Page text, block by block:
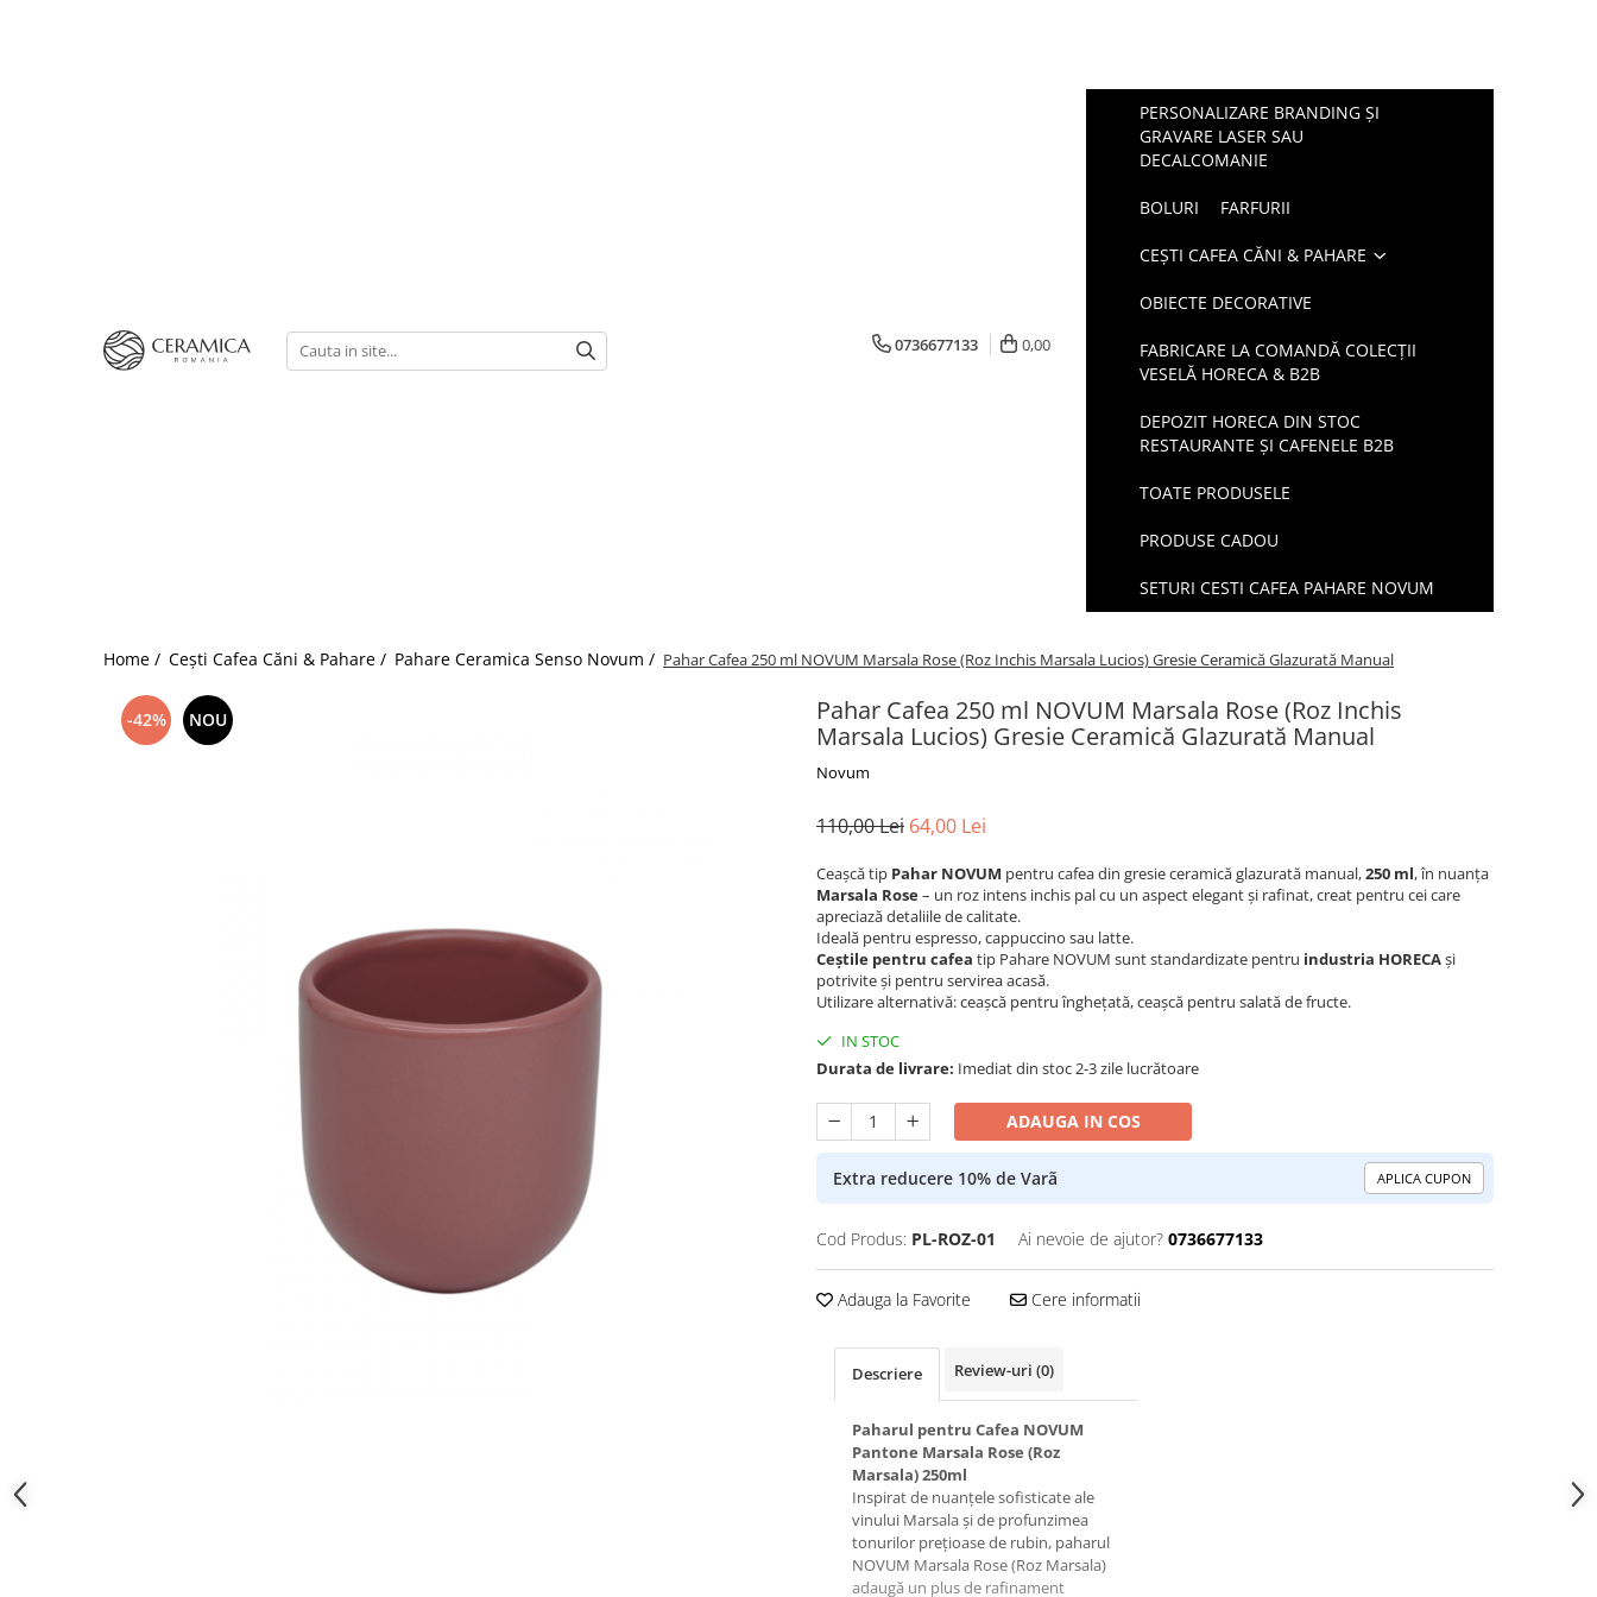
0736677133 0,00
PERSONALIZARE BRANDING ȘI
GRAVARE LASER SAU
DECALCOMANIE
BOLURI FARFURII
CEȘTI CAFEA CĂNI & PAHARE
OBIECTE DECORATIVE
FABRICARE LA COMANDĂ COLECȚII
VESELĂ HORECA & B2B
DEPOZIT HORECA DIN STOC
RESTAURANTE ȘI CAFENELE B2B
TOATE PRODUSELE
PRODUSE CADOU
SETURI CESTI CAFEA PAHARE NOVUM
Home / Cești Cafea Căni & Pahare / Pahare Ceramica Senso Novum / Pahar Cafea 250 ml NOVUM Marsala Rose (Roz Inchis Marsala Lucios) Gresie Ceramică Glazurată Manual
-42% NOU
Pahar Cafea 250 ml NOVUM Marsala Rose (Roz Inchis
Marsala Lucios) Gresie Ceramică Glazurată Manual
Novum
110,00 Lei 64,00 Lei
Ceașcă tip Pahar NOVUM pentru cafea din gresie ceramică glazurată manual,250 ml, în nuanța
Marsala Rose– un roz intens inchis pal cu un aspect elegant și rafinat, creat pentru cei care
apreciază detaliile de calitate.
Ideală pentru espresso, cappuccino sau latte.
Ceștile pentru cafea tip Pahare NOVUM sunt standardizate pentru industria HORECAși
potrivite și pentru servirea acasă.
Utilizare alternativă: ceașcă pentru înghețată, ceașcă pentru salată de fructe.
IN STOC
Durata de livrare: Imediat din stoc 2-3 zile lucrătoare
ADAUGA IN COS
Extra reducere 10% de Varã APLICA CUPON
Cod Produs: PL-ROZ-01 Ai nevoie de ajutor? 0736677133
Adauga la Favorite Cere informatii
Descriere Review-uri (0)
Paharul pentru Cafea NOVUM
Pantone Marsala Rose (Roz
Marsala) 250ml
Inspirat de nuanțele sofisticate ale
vinului Marsala și de profunzimea
tonurilor prețioase de rubin, paharul
NOVUM Marsala Rose (Roz Marsala)
adaugă un plus de rafinament